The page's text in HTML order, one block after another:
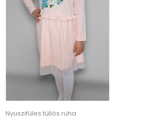
Nyuszifüles tüllös ruha